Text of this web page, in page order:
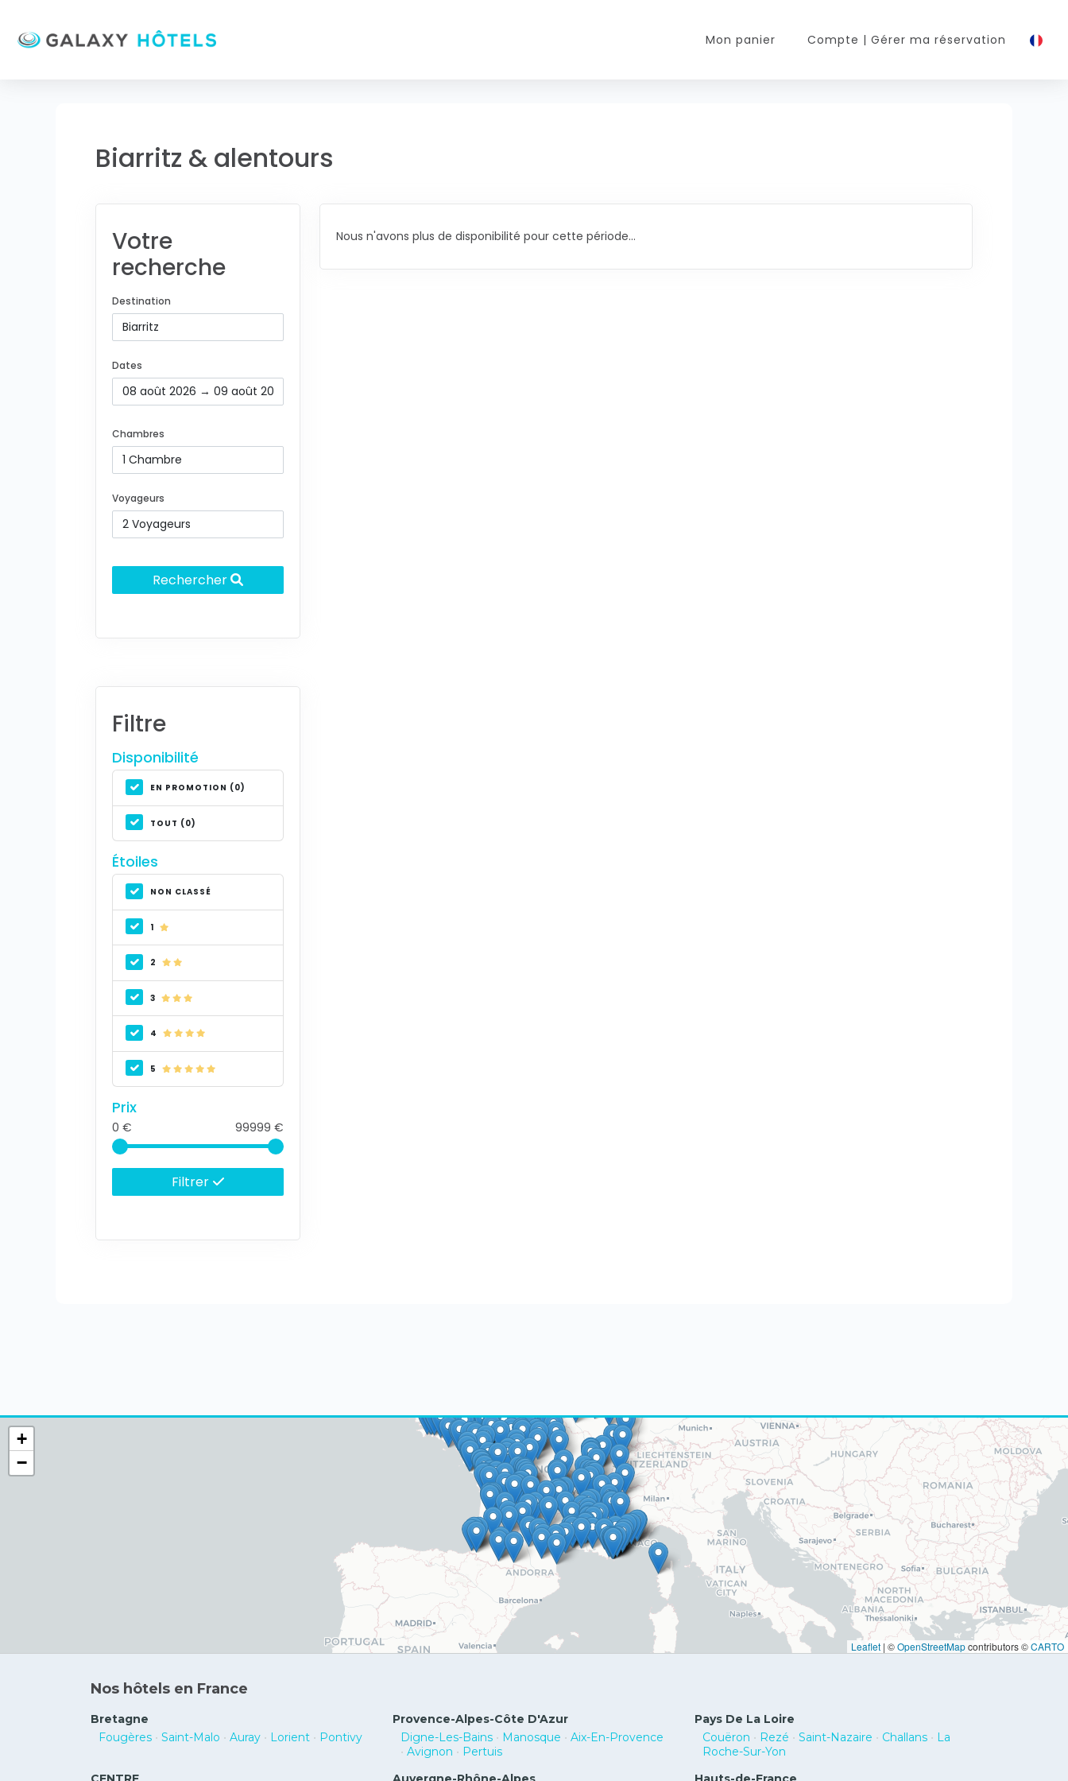
Mon panier Compte | Gérer ma réservation
Biarritz & alentours
Votre
recherche
Destination
Dates
Chambres
Voyageurs
Rechercher
Filtre
Disponibilité
EN PROMOTION (0)
TOUT (0)
Étoiles
NON CLASSÉ
1
2
3
4
5
Prix
0 99999
Filtrer
Nous n'avons plus de disponibilité pour cette période...
+
−
Leaflet | ©OpenStreetMapcontributors ©CARTO
Nos hôtels en France
Bretagne
Fougères • Saint-Malo • Auray • Lorient • Pontivy
Provence-Alpes-Côte D'Azur
Digne-Les-Bains • Manosque • Aix-En-Provence
• Avignon • Pertuis
Pays De La Loire
Couëron • Rezé • Saint-Nazaire • Challans • La
Roche-Sur-Yon